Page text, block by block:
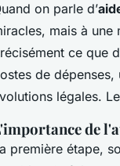
on parle d’
mais à une
ce que
de
légales.
de
première étape,